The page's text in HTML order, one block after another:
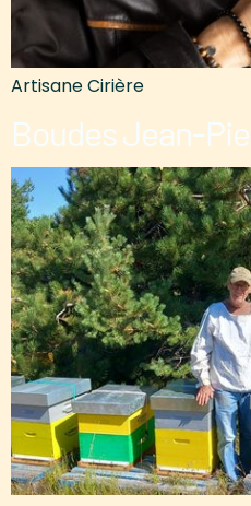
Artisane Cirière
Boudes Jean-